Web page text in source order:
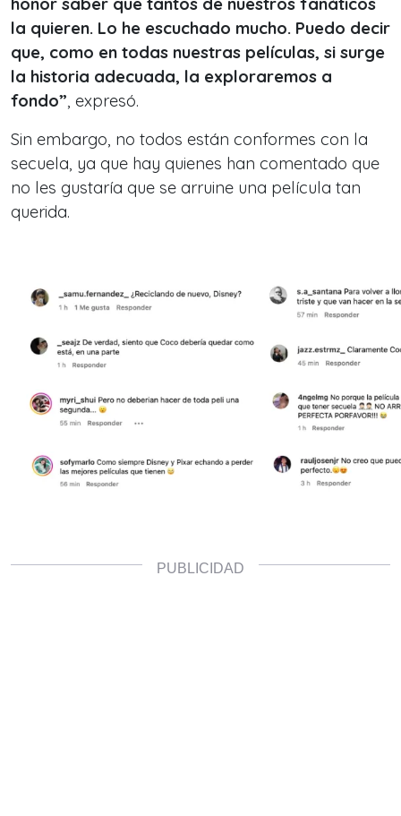
la quieren. Lo he escuchado mucho. Puedo decir
que, como en todas nuestras películas, si surge
la historia adecuada, la exploraremos a
fondo” , expresó.
Sin embargo, no todos están conformes con la
secuela, ya que hay quienes han comentado que
no les gustaría que se arruine una película tan
querida.